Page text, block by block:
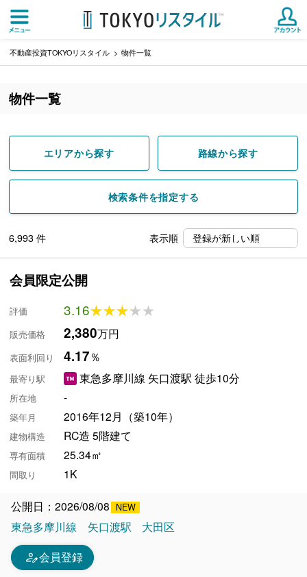
不動産投資TOKYOリスタイル 物件一覧
物件一覧
エリアから探す 路線から探す
検索条件を指定する
6,993件 表示順
会員限定公開
評価 3.16★★★★★
★★★★★
販売価格 2,380万円
表面利回り 4.17％
最寄り駅 東急多摩川線 矢口渡駅 徒歩10分
所在地 -
築年月 2016年12月（築10年）
建物構造 RC造 5階建て
専有面積 25.34㎡
間取り 1K
公開日：2026/08/08
東急多摩川線
矢口渡駅 大田区
person_edit会員登録